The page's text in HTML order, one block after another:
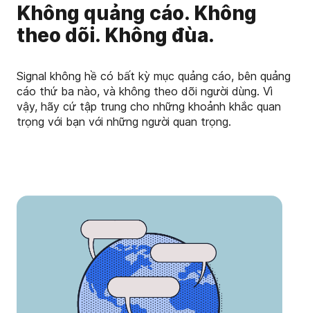
Không quảng cáo. Không
theo dõi. Không đùa.
Signal không hề có bất kỳ mục quảng cáo, bên quảng
cáo thứ ba nào, và không theo dõi người dùng. Vì
vậy, hãy cứ tập trung cho những khoảnh khắc quan
trọng với bạn với những người quan trọng.